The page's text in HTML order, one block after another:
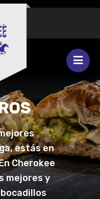
estás en
Cherokee
mejores y